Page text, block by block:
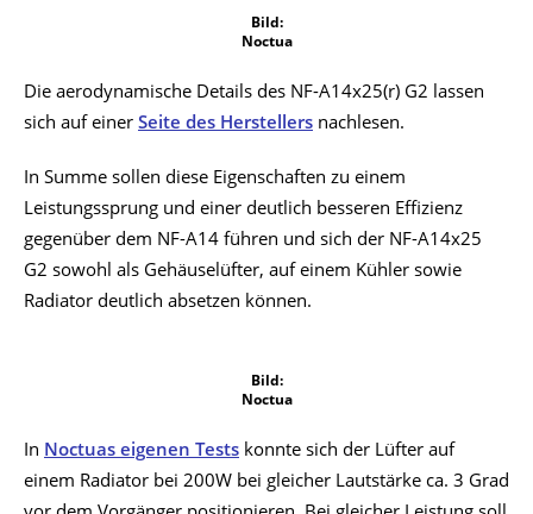
Bild:
Noctua
Die aerodynamische Details des NF-A14x25(r) G2 lassen
sich auf einer Seite des Herstellers nachlesen.
In Summe sollen diese Eigenschaften zu einem
Leistungssprung und einer deutlich besseren Effizienz
gegenüber dem NF-A14 führen und sich der NF-A14x25
G2 sowohl als Gehäuselüfter, auf einem Kühler sowie
Radiator deutlich absetzen können.
Bild:
Noctua
In Noctuas eigenen Tests konnte sich der Lüfter auf
einem Radiator bei 200W bei gleicher Lautstärke ca. 3 Grad